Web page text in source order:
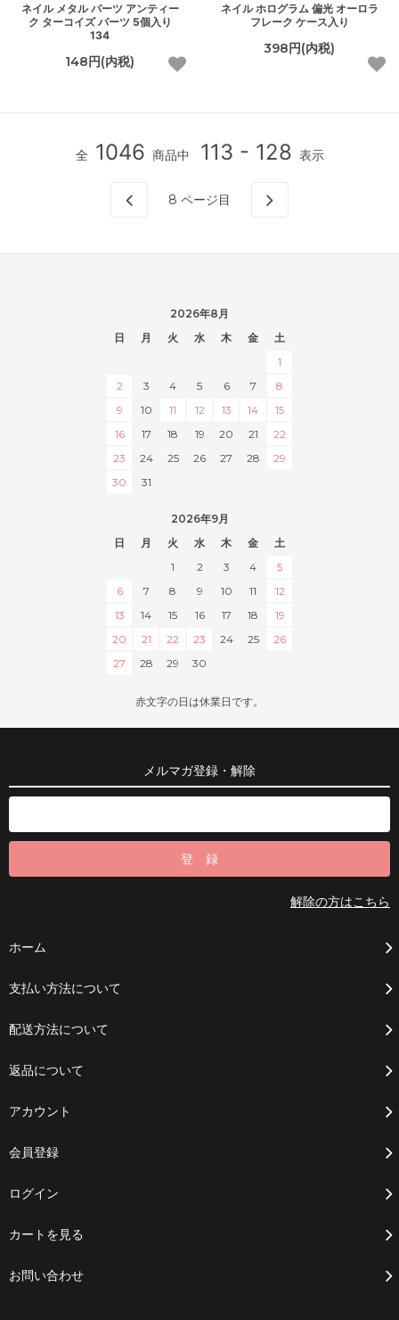
ネイル メタル パーツ アンティー
ク ターコイズ パーツ 5個入り
134
148円(内税)
ネイル ホログラム 偏光 オーロラ
フレーク ケース入り
398円(内税)
全 1046 商品中 113 - 128 表示
8 ページ目
2026年8月
日
月 火 水 木 金
土
1
2
3 4 5 6 7
8
9
10 11 12 13 14
15
16
17 18 19 20 21
22
23
24 25 26 27 28
29
30
31
2026年9月
日
月 火 水 木 金
土
1
2 3 4
5
6
7 8 9 10 11
12
13
14 15 16 17 18
19
20
21 22 23 24 25
26
27
28 29 30
赤文字の日は休業日です。
メルマガ登録・解除
解除の方はこちら
ホーム
支払い方法について
配送方法について
返品について
アカウント
会員登録
ログイン
カートを見る
お問い合わせ